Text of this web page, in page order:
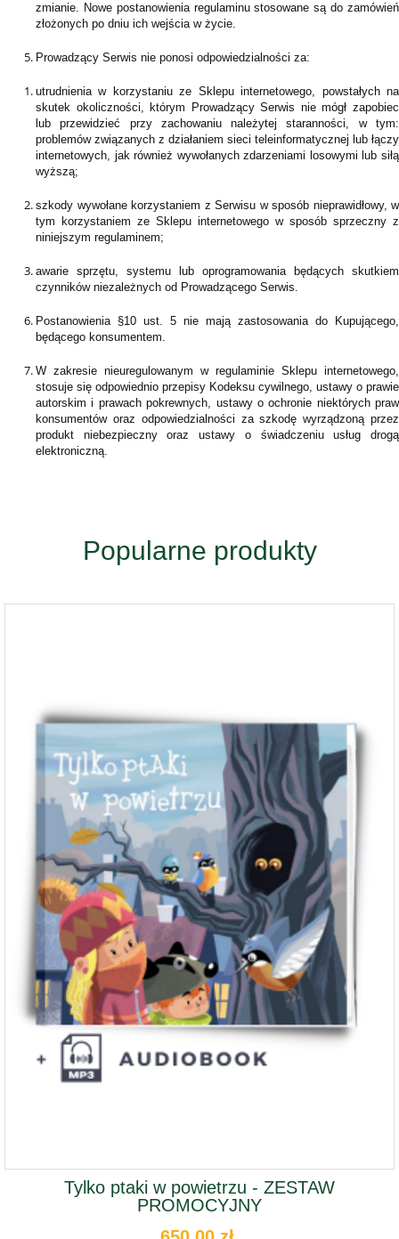
zmianie. Nowe postanowienia regulaminu stosowane są do zamówień
złożonych po dniu ich wejścia w życie.
Prowadzący Serwis nie ponosi odpowiedzialności za:
utrudnienia w korzystaniu ze Sklepu internetowego, powstałych na
skutek okoliczności, którym Prowadzący Serwis nie mógł zapobiec
lub przewidzieć przy zachowaniu należytej staranności, w tym:
problemów związanych z działaniem sieci teleinformatycznej lub łączy
internetowych, jak również wywołanych zdarzeniami losowymi lub siłą
wyższą;
szkody wywołane korzystaniem z Serwisu w sposób nieprawidłowy, w
tym korzystaniem ze Sklepu internetowego w sposób sprzeczny z
niniejszym regulaminem;
awarie sprzętu, systemu lub oprogramowania będących skutkiem
czynników niezależnych od Prowadzącego Serwis.
Postanowienia §10 ust. 5 nie mają zastosowania do Kupującego,
będącego konsumentem.
W zakresie nieuregulowanym w regulaminie Sklepu internetowego,
stosuje się odpowiednio przepisy Kodeksu cywilnego, ustawy o prawie
autorskim i prawach pokrewnych, ustawy o ochronie niektórych praw
konsumentów oraz odpowiedzialności za szkodę wyrządzoną przez
produkt niebezpieczny oraz ustawy o świadczeniu usług drogą
elektroniczną.
Popularne produkty
Tylko ptaki w powietrzu - ZESTAW
PROMOCYJNY